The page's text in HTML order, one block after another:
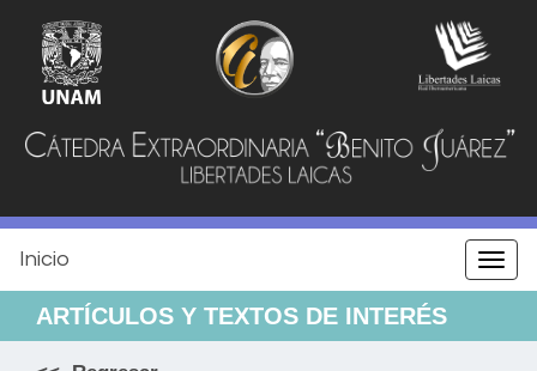
navigation
Inicio
ARTÍCULOS Y TEXTOS DE INTERÉS